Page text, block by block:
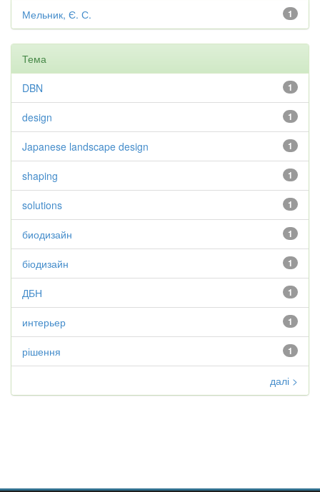
1
Мельник, Є. С.
Тема
1
DBN
1
design
1
Japanese landscape design
1
shaping
1
solutions
1
биодизайн
1
біодизайн
1
ДБН
1
интерьер
1
рішення
далі >